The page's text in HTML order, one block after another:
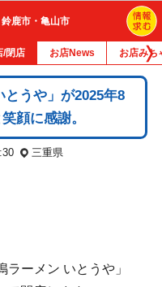
鈴鹿市・亀山市
/閉店 お店News お店みち
とうや」が2025年8
顔に感謝。
三重県
ーメン いとうや」